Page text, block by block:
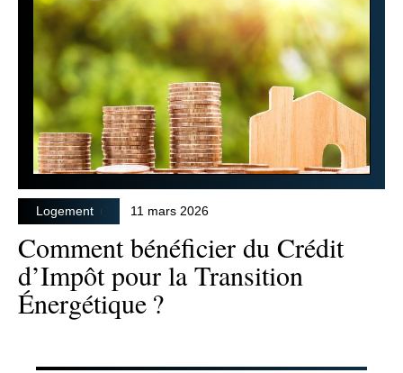
Logement 11 mars 2026
Comment bénéficier du Crédit
d’Impôt pour la Transition
Énergétique ?